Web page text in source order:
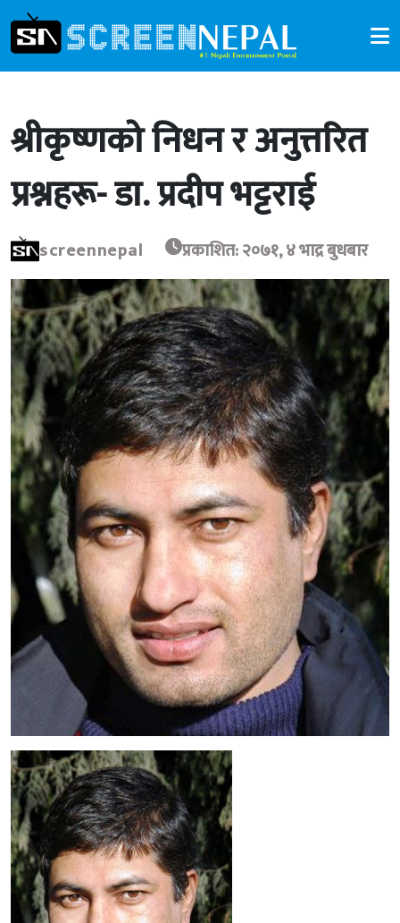
श्रीकृष्णको निधन र अनुत्तरित
प्रश्नहरू- डा. प्रदीप भट्टराई
screennepal प्रकाशित: २०७१, ४ भाद्र बुधबार